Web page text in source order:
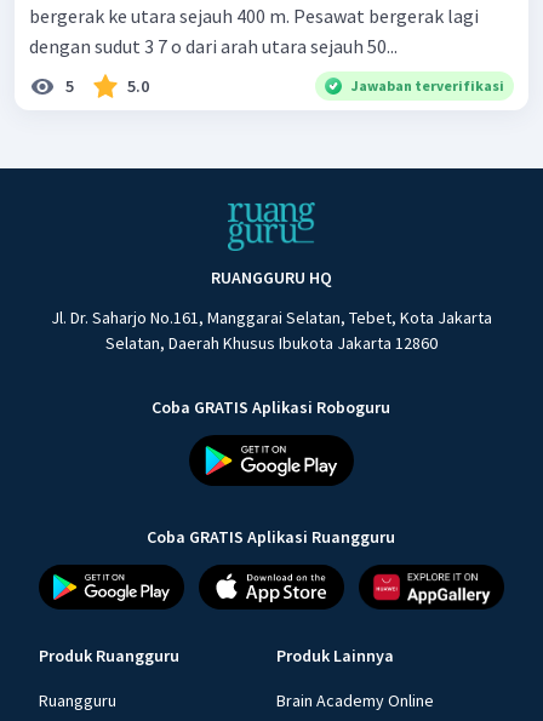
bergerak ke utara sejauh 400 m. Pesawat bergerak lagi
dengan sudut 3 7 o dari arah utara sejauh 50...
5 5.0 Jawaban terverifikasi
RUANGGURU HQ
Jl. Dr. Saharjo No.161, Manggarai Selatan, Tebet, Kota Jakarta
Selatan, Daerah Khusus Ibukota Jakarta 12860
Coba GRATIS Aplikasi Roboguru
Coba GRATIS Aplikasi Ruangguru
Produk Ruangguru
Ruangguru
Produk Lainnya
Brain Academy Online